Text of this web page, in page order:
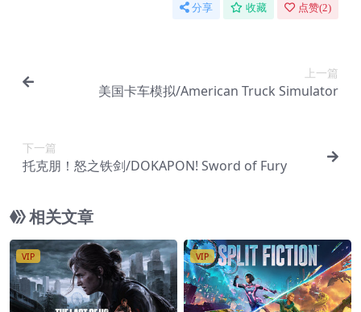
分享 收藏 点赞(2)
上一篇
美国卡车模拟/American Truck Simulator
下一篇
托克朋！怒之铁剑/DOKAPON! Sword of Fury
相关文章
VIP VIP